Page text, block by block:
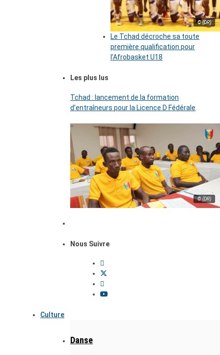
© (DR)
Le Tchad décroche sa toute
première qualification pour
l’Afrobasket U18
Les plus lus
Tchad : lancement de la formation
d’entraîneurs pour la Licence D Fédérale
© (DR)
Nous Suivre
Culture
Danse